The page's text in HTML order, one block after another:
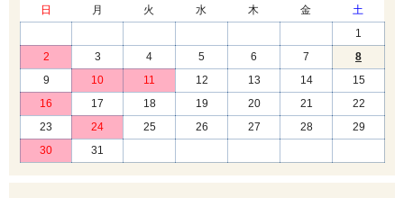
日
月 火 水 木 金
土
1
2
3 4 5 6 7
8
9
10 11 12 13 14
15
16
17 18 19 20 21
22
23
24 25 26 27 28
29
30
31